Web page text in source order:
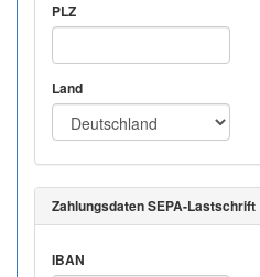
PLZ
Land
Zahlungsdaten SEPA-Lastschrift
IBAN